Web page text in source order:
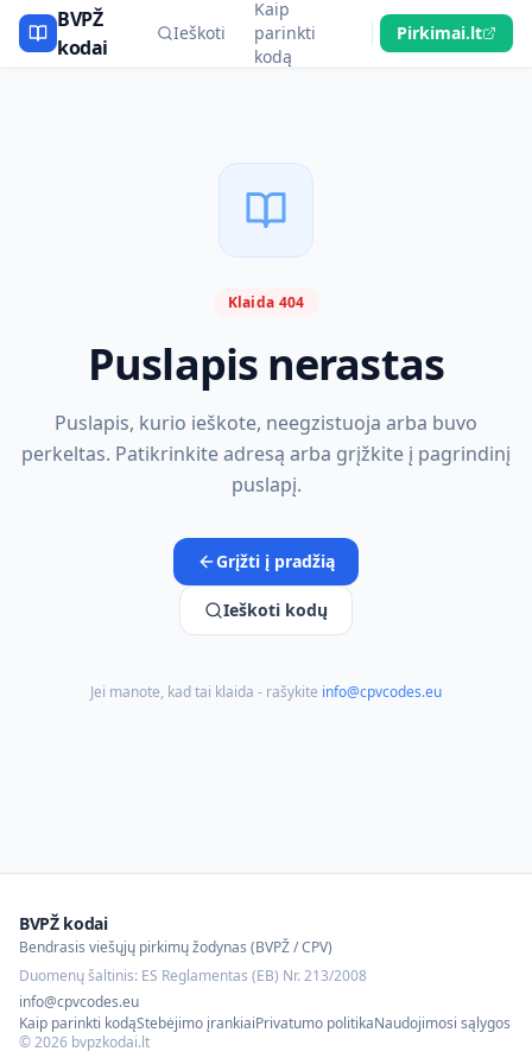
BVPŽ
kodai
Ieškoti
Kaip
parinkti
kodą
Pirkimai.lt
Klaida 404
Puslapis nerastas
Puslapis, kurio ieškote, neegzistuoja arba buvo
perkeltas. Patikrinkite adresą arba grįžkite į pagrindinį
puslapį.
Grįžti į pradžią
Ieškoti kodų
Jei manote, kad tai klaida - rašykite info@cpvcodes.eu
BVPŽ kodai
Bendrasis viešųjų pirkimų žodynas (BVPŽ / CPV)
Duomenų šaltinis: ES Reglamentas (EB) Nr. 213/2008
info@cpvcodes.eu
Kaip parinkti kodąStebėjimo įrankiaiPrivatumo politikaNaudojimosi sąlygos
©2026 bvpzkodai.lt